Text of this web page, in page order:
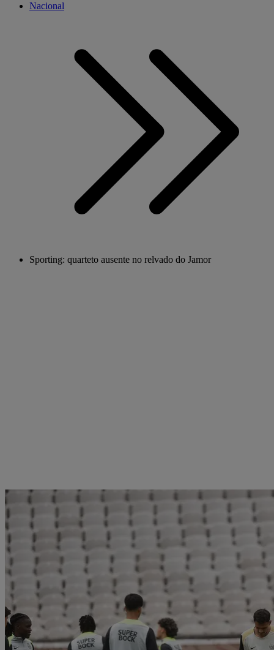
Nacional
Sporting: quarteto ausente no relvado do Jamor